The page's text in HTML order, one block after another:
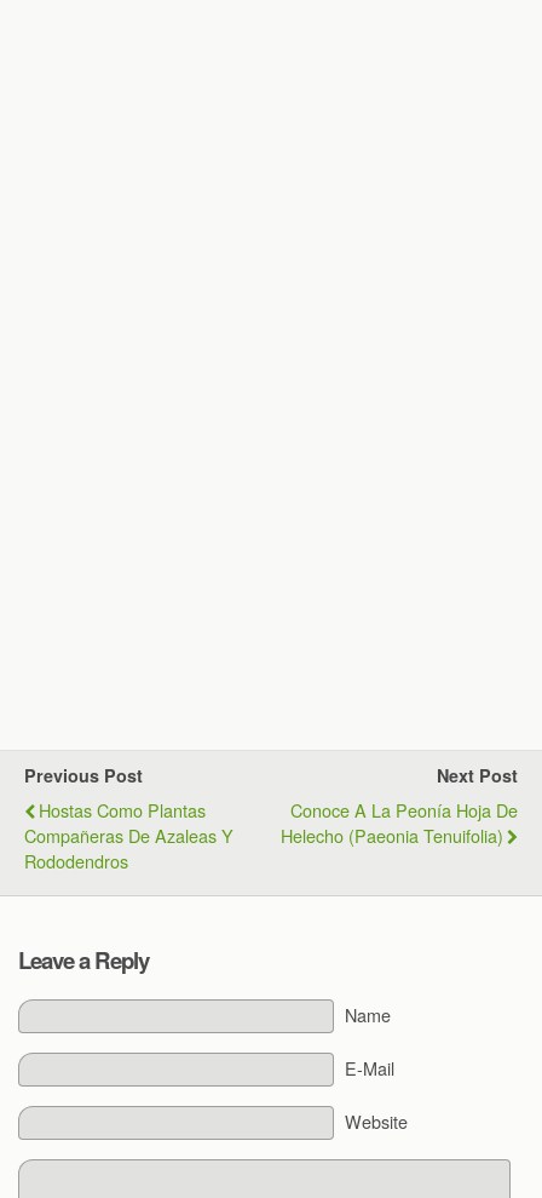
Previous Post
Hostas Como Plantas
Compañeras De Azaleas Y
Rododendros
Next Post
Conoce A La Peonía Hoja De
Helecho (paeonia Tenuifolia)
Leave a Reply
Name
E-Mail
Website